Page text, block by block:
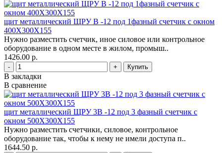
щит металлический ЩРУ В -12 под 1фазный счетчик с окном
400Х300Х155
Нужно разместить счетчик, иное силовое или контрольное
оборудование в одном месте в жилом, промыш..
1426.00 р.
- +
В закладки
В сравнение
щит металлический ЩРУ 3В -12 под 3 фазный счетчик с
окном 500Х300Х155
Нужно разместить счетчики, силовое, контрольное
оборудование так, чтобы к нему не имели доступа п..
1644.50 р.